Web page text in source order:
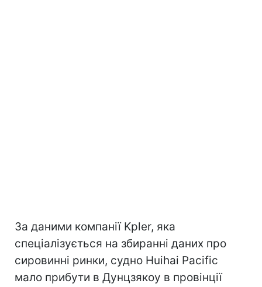
За даними компанії Kpler, яка
спеціалізується на збиранні даних про
сировинні ринки, судно Huihai Pacific
мало прибути в Дунцзякоу в провінції